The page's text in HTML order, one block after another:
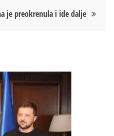
je preokrenula i ide dalje